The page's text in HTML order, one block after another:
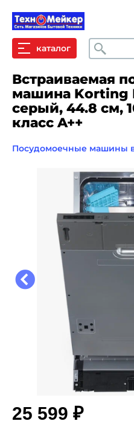
каталог Поиск
Встраиваемая
машина Korting
серый, 44.8 см,
класс A++
Посудомоечные машины
25 599 ₽